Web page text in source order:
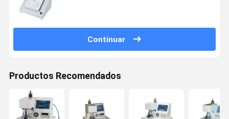
Continuar
Productos Recomendados